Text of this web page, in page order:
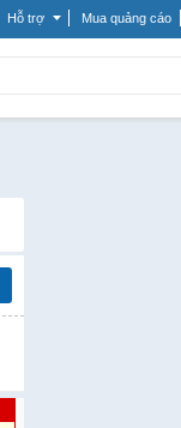
Hỗ trợ Mua quảng cáo